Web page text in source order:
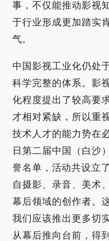
事，不仅能推动影视
于行业形成更加踏实
气。
中国影视工业化仍处
科学完整的体系。影
化程度提出了较高要
才相对紧缺，所以重
技术人才的能力势在
日第二届中国（白沙
誉名单，活动共设立
自摄影、录音、美术
幕后领域的创作者。
我们应该推出更多切
从幕后推向台前，得